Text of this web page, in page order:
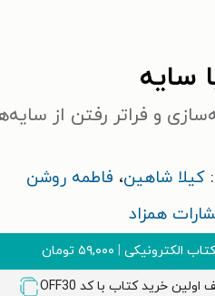
سایه
و فراتر رفتن از
کیلا شاهین، فاطمه روشن
همزاد
الکترونیکی | ۵۹,۰۰۰ تومان
OFF30